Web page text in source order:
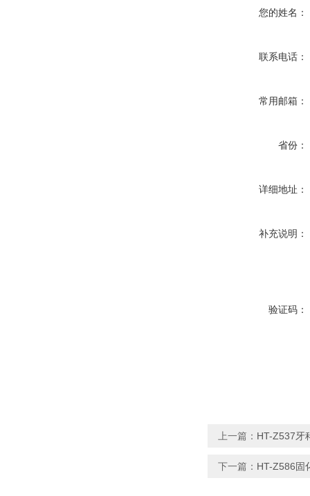
您的姓名：
联系电话：
常用邮箱：
省份：
详细地址：
补充说明：
验证码：
上一篇： HT-Z537牙
下一篇： HT-Z586固